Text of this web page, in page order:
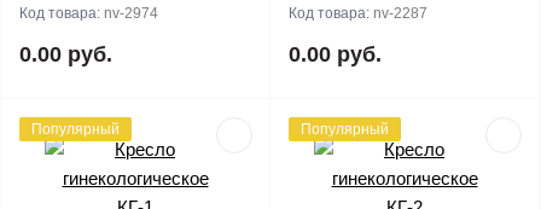
Код товара: nv-2974
0.00 руб.
Код товара: nv-2287
0.00 руб.
Популярный Популярный